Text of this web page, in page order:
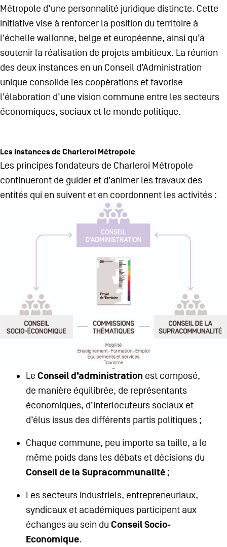
Métropole d’une personnalité juridique distincte. Cette
initiative vise à renforcer la position du territoire à
l’échelle wallonne, belge et européenne, ainsi qu’à
soutenir la réalisation de projets ambitieux. La réunion
des deux instances en un Conseil d’Administration
unique consolide les coopérations et favorise
l’élaboration d’une vision commune entre les secteurs
économiques, sociaux et le monde politique.
Les instances de Charleroi Métropole
Les principes fondateurs de Charleroi Métropole
continueront de guider et d’animer les travaux des
entités qui en suivent et en coordonnent les activités :
Le Conseil d’administration est composé,
de manière équilibrée, de représentants
économiques, d’interlocuteurs sociaux et
d’élus issus des différents partis politiques ;
Chaque commune, peu importe sa taille, a le
même poids dans les débats et décisions du
Conseil de la Supracommunalité ;
Les secteurs industriels, entrepreneuriaux,
syndicaux et académiques participent aux
échanges au sein du Conseil Socio-
Economique.